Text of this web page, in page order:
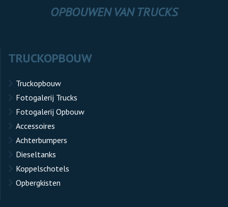
OPBOUWEN VAN TRUCKS
TRUCKOPBOUW
Truckopbouw
Fotogalerij Trucks
Fotogalerij Opbouw
Accessoires
Achterbumpers
Dieseltanks
Koppelschotels
Opbergkisten